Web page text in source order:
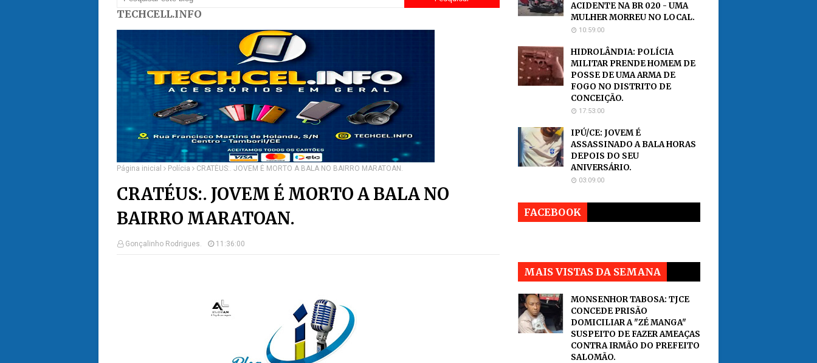
TECHCELL.INFO
Página inicial Polícia CRATÉUS:. JOVEM É MORTO A BALA NO BAIRRO MARATOAN.
CRATÉUS:. JOVEM É MORTO A BALA NO
BAIRRO MARATOAN.
Gonçalinho Rodrigues. 11:36:00
ACIDENTE NA BR 020 - UMA
MULHER MORREU NO LOCAL.
10:59:00
HIDROLÂNDIA: POLÍCIA
MILITAR PRENDE HOMEM DE
POSSE DE UMA ARMA DE
FOGO NO DISTRITO DE
CONCEIÇÃO.
17:53:00
IPÚ/CE: JOVEM É
ASSASSINADO A BALA HORAS
DEPOIS DO SEU
ANIVERSÁRIO.
03:09:00
FACEBOOK
MAIS VISTAS DA SEMANA
MONSENHOR TABOSA: TJCE
CONCEDE PRISÃO
DOMICILIAR A "ZÉ MANGA"
SUSPEITO DE FAZER AMEAÇAS
CONTRA IRMÃO DO PREFEITO
SALOMÃO.